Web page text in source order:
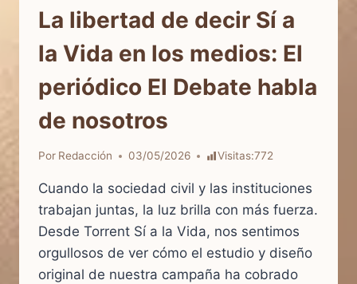
La libertad de decir Sí a
la Vida en los medios: El
periódico El Debate habla
de nosotros
Por Redacción 03/05/2026 Visitas:772
Cuando la sociedad civil y las instituciones
trabajan juntas, la luz brilla con más fuerza.
Desde Torrent Sí a la Vida, nos sentimos
orgullosos de ver cómo el estudio y diseño
original de nuestra campaña ha cobrado